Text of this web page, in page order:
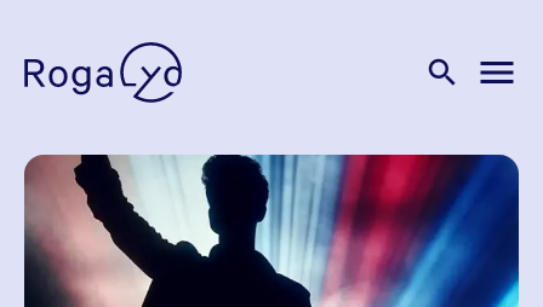
search menu